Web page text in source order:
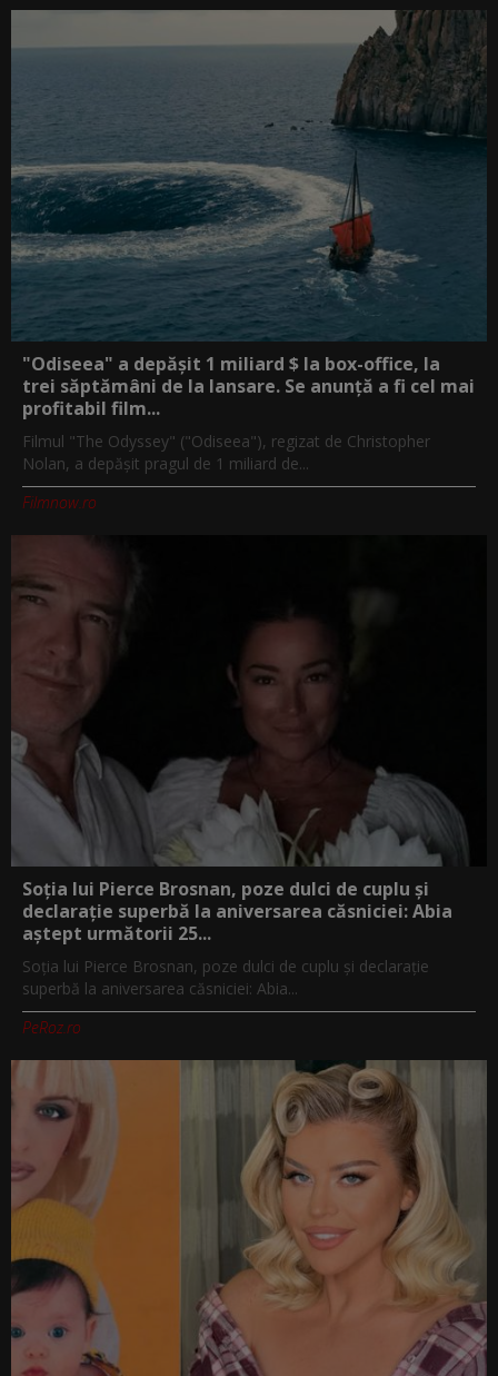
"Odiseea" a depășit 1 miliard $ la box-office, la
trei săptămâni de la lansare. Se anunță a fi cel mai
profitabil film...
Filmul "The Odyssey" ("Odiseea"), regizat de Christopher
Nolan, a depăşit pragul de 1 miliard de...
Filmnow.ro
Soția lui Pierce Brosnan, poze dulci de cuplu și
declarație superbă la aniversarea căsniciei: Abia
aștept următorii 25...
Soția lui Pierce Brosnan, poze dulci de cuplu și declarație
superbă la aniversarea căsniciei: Abia...
PeRoz.ro